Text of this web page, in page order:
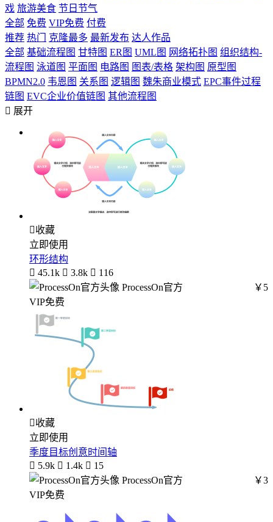
戏 旅游美食 节日节气
全部 免费 VIP免费 付费
推荐 热门 克隆最多 最新发布 达人作品
全部 基础流程图 甘特图 ER图 UML图 网络拓扑图 组织结构-
流程图 泳道图 平面图 电路图 图表/表格 架构图 原型图
BPMN2.0 韦恩图 关系图 逻辑图 魏朱商业模式 EPC事件过程
链图 EVC企业价值链图 其他流程图
 展开
收藏
立即使用
环形结构
 45.1k  3.8k  116
ProcessOn官方
￥5
VIP免费
收藏
立即使用
季度目标创意时间轴
 5.9k  1.4k  15
ProcessOn官方
￥3
VIP免费